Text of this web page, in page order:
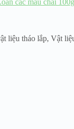
liệu tháo lắp, Vật